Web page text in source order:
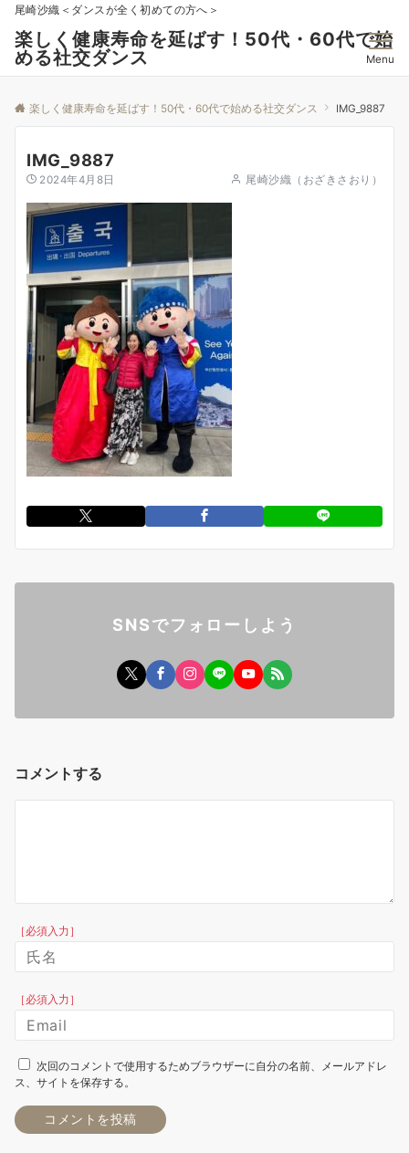
尾崎沙織＜ダンスが全く初めての方へ＞
楽しく健康寿命を延ばす！50代・60代で始
める社交ダンス
Menu
楽しく健康寿命を延ばす！50代・60代で始める社交ダンス IMG_9887
IMG_9887
2024年4月8日 尾崎沙織（おざきさおり）
SNSでフォローしよう
コメントする
［必須入力］
［必須入力］
次回のコメントで使用するためブラウザーに自分の名前、メールアドレ
ス、サイトを保存する。